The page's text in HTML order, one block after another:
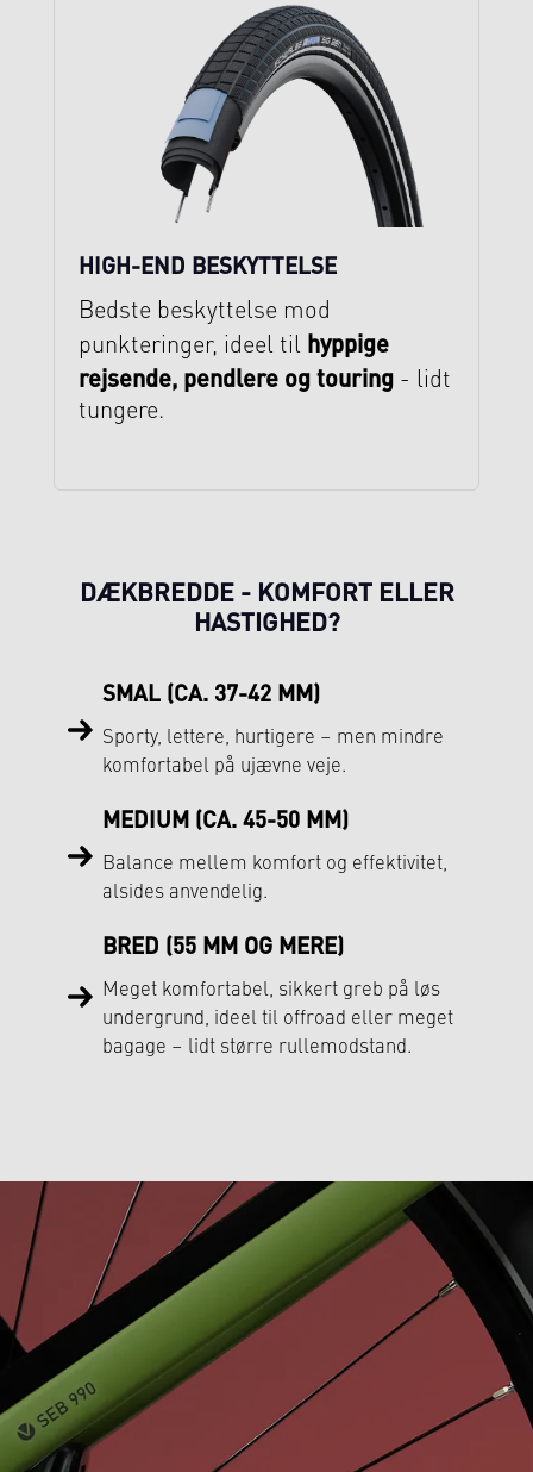
HIGH-END BESKYTTELSE
Bedste beskyttelse mod
punkteringer, ideel til hyppige
rejsende, pendlere og touring- lidt
tungere.
DÆKBREDDE - KOMFORT ELLER
HASTIGHED?
SMAL (CA. 37-42 MM)
Sporty, lettere, hurtigere – men mindre
komfortabel på ujævne veje.
MEDIUM (CA. 45-50 MM)
Balance mellem komfort og effektivitet,
alsides anvendelig.
BRED (55 MM OG MERE)
Meget komfortabel, sikkert greb på løs
undergrund, ideel til offroad eller meget
bagage – lidt større rullemodstand.